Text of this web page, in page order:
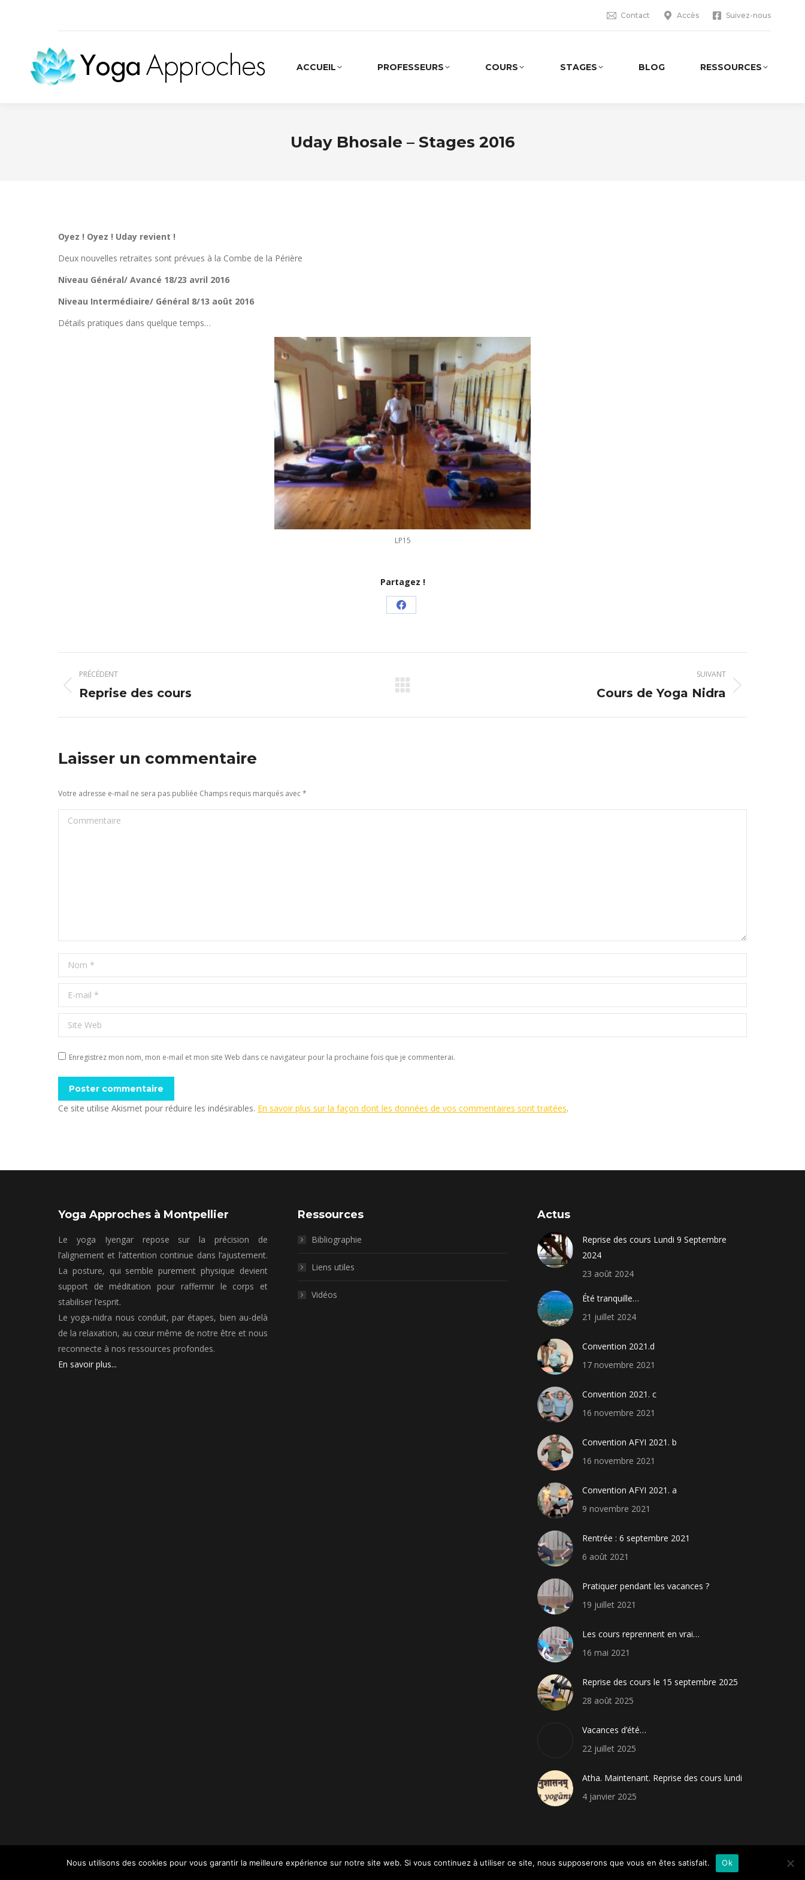
Contact Accès Suivez-nous
ACCUEIL PROFESSEURS COURS STAGES BLOG RESSOURCES
Uday Bhosale – Stages 2016
Oyez ! Oyez ! Uday revient !
Deux nouvelles retraites sont prévues à la Combe de la Périère
Niveau Général/ Avancé 18/23 avril 2016
Niveau Intermédiaire/ Général 8/13 août 2016
Détails pratiques dans quelque temps…
LP15
Partagez !
Partager
Facebook
Navigation
article
PRÉCÉDENT
Article
Reprise des cours
SUIVANT
Cours de Yoga Nidra
Laisser un commentaire
Votre adresse e-mail ne sera pas publiée Champs requis marqués avec*
Commentaire
Nom *
E-mail *
Site Web
Enregistrez mon nom, mon e-mail et mon site Web dans ce navigateur pour la prochaine fois que je commenterai.
Poster commentaire
Ce site utilise Akismet pour réduire les indésirables. En savoir plus sur la façon dont les données de vos commentaires sont traitées.
Yoga Approches à Montpellier
Le yoga Iyengar repose sur la précision de
l’alignement et l’attention continue dans l’ajustement.
La posture, qui semble purement physique devient
support de méditation pour raffermir le corps et
stabiliser l’esprit.
Le yoga-nidra nous conduit, par étapes, bien au-delà
de la relaxation, au cœur même de notre être et nous
reconnecte à nos ressources profondes.
En savoir plus...
Ressources
Bibliographie
Liens utiles
Vidéos
Actus
Reprise des cours Lundi 9 Septembre
2024
23 août 2024
Été tranquille…
21 juillet 2024
Convention 2021.d
17 novembre 2021
Convention 2021. c
16 novembre 2021
Convention AFYI 2021. b
16 novembre 2021
Convention AFYI 2021. a
9 novembre 2021
Rentrée : 6 septembre 2021
6 août 2021
Pratiquer pendant les vacances ?
19 juillet 2021
Les cours reprennent en vrai…
16 mai 2021
Reprise des cours le 15 septembre 2025
28 août 2025
Vacances d’été…
22 juillet 2025
Atha. Maintenant. Reprise des cours lundi
4 janvier 2025
© Yoga Iyengar - 2020. Tous droits réservés.
Nous utilisons des cookies pour vous garantir la meilleure expérience sur notre site web. Si vous continuez à utiliser ce site, nous supposerons que vous en êtes satisfait. Ok